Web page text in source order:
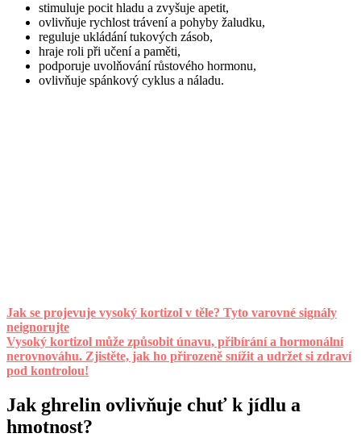
stimuluje pocit hladu a zvyšuje apetit,
ovlivňuje rychlost trávení a pohyby žaludku,
reguluje ukládání tukových zásob,
hraje roli při učení a paměti,
podporuje uvolňování růstového hormonu,
ovlivňuje spánkový cyklus a náladu.
Jak se projevuje vysoký kortizol v těle? Tyto varovné signály
neignorujte
Vysoký kortizol může způsobit únavu, přibírání a hormonální
nerovnováhu. Zjistěte, jak ho přirozeně snížit a udržet si zdraví
pod kontrolou!
Jak ghrelin ovlivňuje chuť k jídlu a
hmotnost?